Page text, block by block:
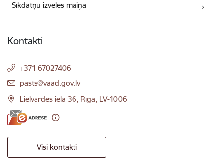
Sīkdatņu izvēles maiņa
Kontakti
+371 67027406
E-pasts:
pasts@vaad.gov.lv
Lielvārdes iela 36, Rīga, LV-1006
Visi kontakti